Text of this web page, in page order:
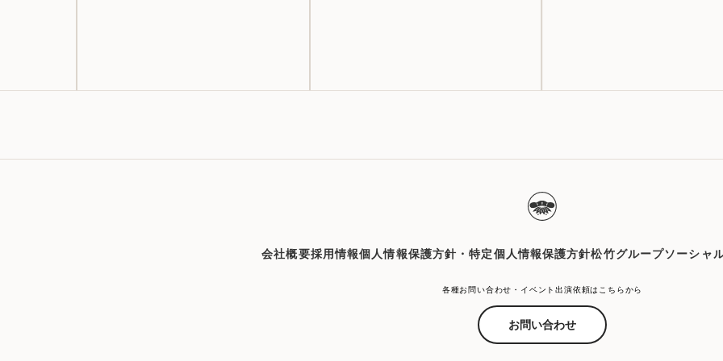
会社概要採用情報個人情報保護方針・特定個人情報保護方針松竹グループソーシャ
各種お問い合わせ・イベント出演依頼はこちらから
お問い合わせ